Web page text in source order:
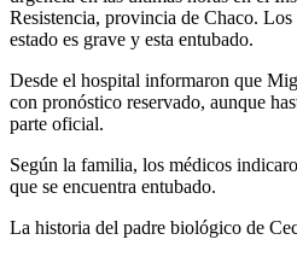
Resistencia, provincia de Chaco.
estado es grave y esta entubado.
Desde el hospital informaron que
con pronóstico reservado, aunque
parte oficial.
Según la familia, los médicos
que se encuentra entubado.
La historia del padre biológico de